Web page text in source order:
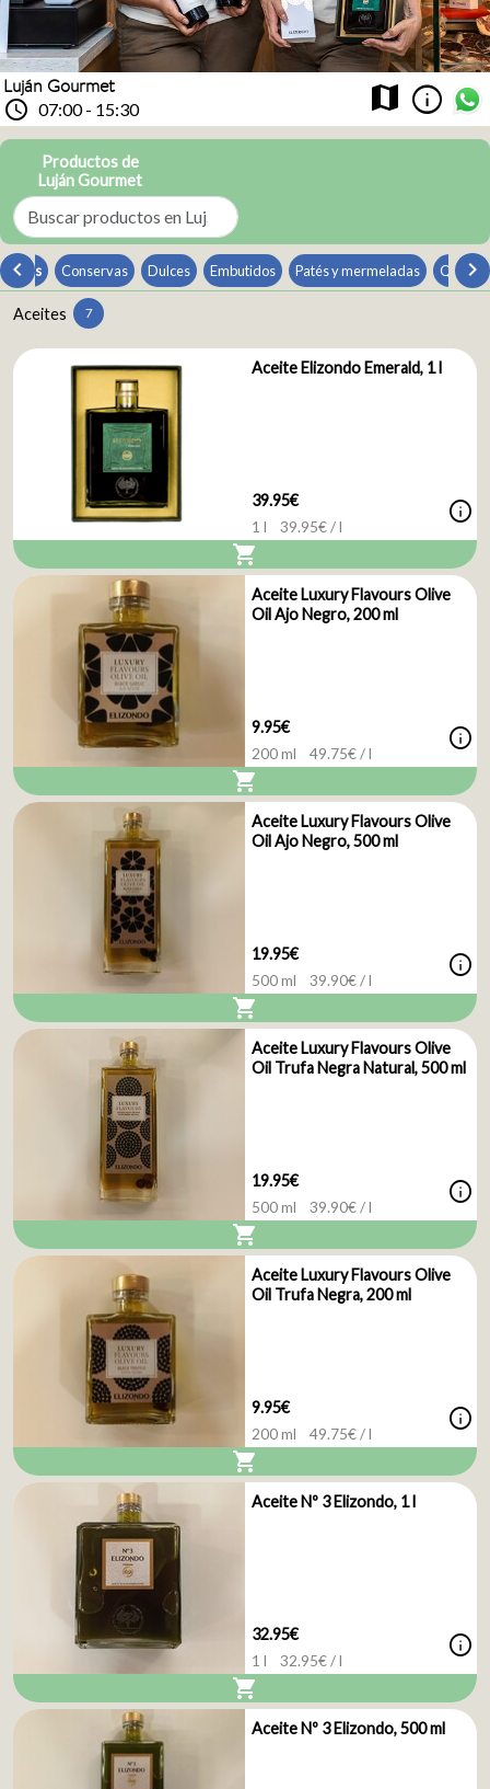
Luján Gourmet
schedule 07:00 - 15:30 map info
Productos de
Luján Gourmet
chevron_left Conservas Dulces Embutidos Patés y mermeladas Quesos
Aceites 7
Aceite Elizondo Emerald, 1 l
39.95€
1 l 39.95€ / l info
shopping_cart
Aceite Luxury Flavours Olive
Oil Ajo Negro, 200 ml
9.95€
200 ml 49.75€ / l info
shopping_cart
Aceite Luxury Flavours Olive
Oil Ajo Negro, 500 ml
19.95€
500 ml 39.90€ / l info
shopping_cart
Aceite Luxury Flavours Olive
Oil Trufa Negra Natural, 500 ml
19.95€
500 ml 39.90€ / l info
shopping_cart
Aceite Luxury Flavours Olive
Oil Trufa Negra, 200 ml
9.95€
200 ml 49.75€ / l info
shopping_cart
Aceite Nº 3 Elizondo, 1 l
32.95€
1 l 32.95€ / l info
shopping_cart
Aceite Nº 3 Elizondo, 500 ml